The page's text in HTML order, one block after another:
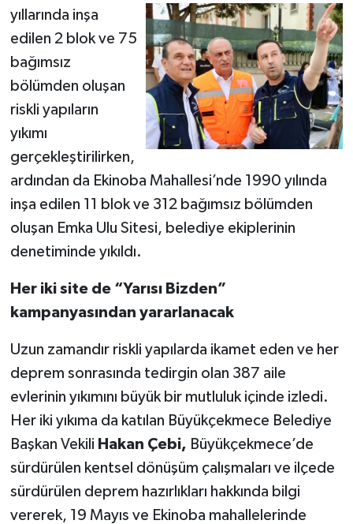
yıllarında inşa
edilen 2 blok ve 75
bağımsız
bölümden oluşan
riskli yapıların
yıkımı
gerçekleştirilirken,
ardından da Ekinoba Mahallesi’nde 1990 yılında
inşa edilen 11 blok ve 312 bağımsız bölümden
oluşan Emka Ulu Sitesi, belediye ekiplerinin
denetiminde yıkıldı.
Her iki site de “Yarısı Bizden”
kampanyasından yararlanacak
Uzun zamandır riskli yapılarda ikamet eden ve her
deprem sonrasında tedirgin olan 387 aile
evlerinin yıkımını büyük bir mutluluk içinde izledi.
Her iki yıkıma da katılan Büyükçekmece Belediye
Başkan Vekili Hakan Çebi, Büyükçekmece’de
sürdürülen kentsel dönüşüm çalışmaları ve ilçede
sürdürülen deprem hazırlıkları hakkında bilgi
vererek, 19 Mayıs ve Ekinoba mahallelerinde